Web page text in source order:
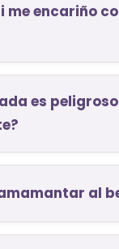
me encariño
es peligroso
al